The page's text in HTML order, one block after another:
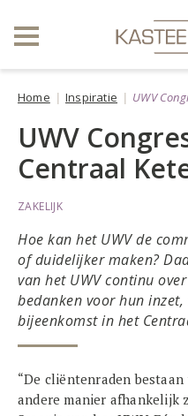
Home Inspiratie UWV
UWV
Centraal
ZAKELIJK
Hoe kan het UWV de
of duidelijker maken?
van het UWV continu
bedanken voor hun inzet,
bijeenkomst in het
“De cliëntenraden
andere manier afhankelijk